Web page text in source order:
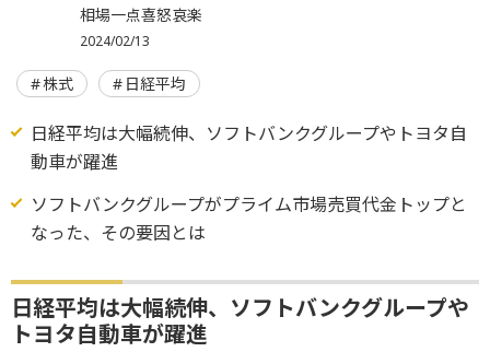
相場一点喜怒哀楽
2024/02/13
株式 日経平均
日経平均は大幅続伸、ソフトバンクグループやトヨタ自
動車が躍進
ソフトバンクグループがプライム市場売買代金トップと
なった、その要因とは
日経平均は大幅続伸、ソフトバンクグループや
トヨタ自動車が躍進